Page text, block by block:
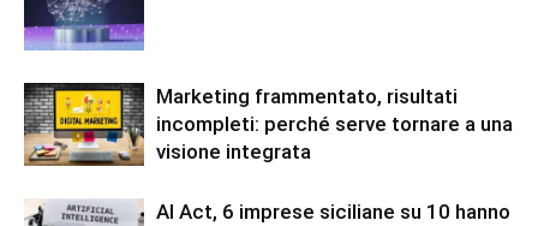
Marketing frammentato, risultati
incompleti: perché serve tornare a una
visione integrata
AI Act, 6 imprese siciliane su 10 hanno